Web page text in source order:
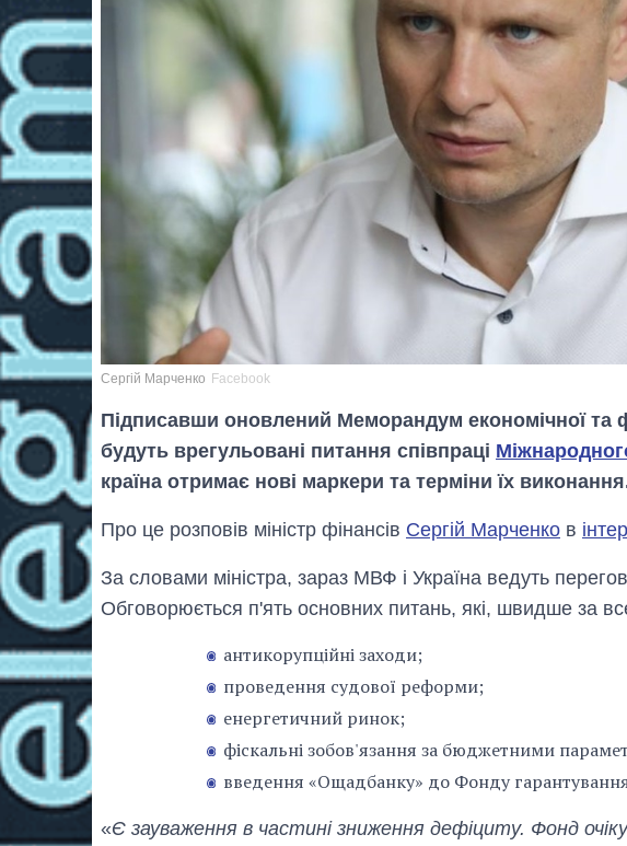
Сергій Марченко Facebook
Підписавши оновлений Меморандум економічної та
будуть врегульовані питання співпраці
країна отримає нові маркери та терміни їх
Про це розповів міністр фінансів Сергій Марченко в
За словами міністра, зараз МВФ і Україна ведуть
Обговорюється п'ять основних питань, які, швидше за
антикорупційні заходи;
проведення судової реформи;
енергетичний ринок;
фіскальні зобов'язання за бюджетними
введення «Ощадбанку» до Фонду гарантування
«Є зауваження в частині зниження дефіциту. Фонд